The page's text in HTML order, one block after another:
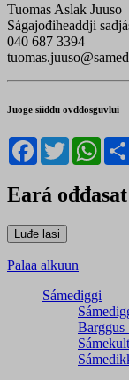
Tuomas Aslak Juuso
Ságajođiheaddji
040 687 3394
Juoge siiddu ovddosguvlui
Facebook
Twitter
Eará ođđasat
Palaa alkuun
Sámediggi
Barggus